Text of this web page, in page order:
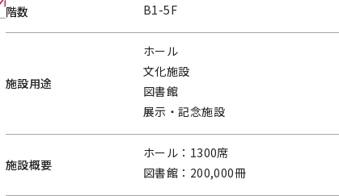
階数 B1-5F
施設用途
ホール
文化施設
図書館
展示・記念施設
施設概要
ホール：1300席
図書館：200,000冊